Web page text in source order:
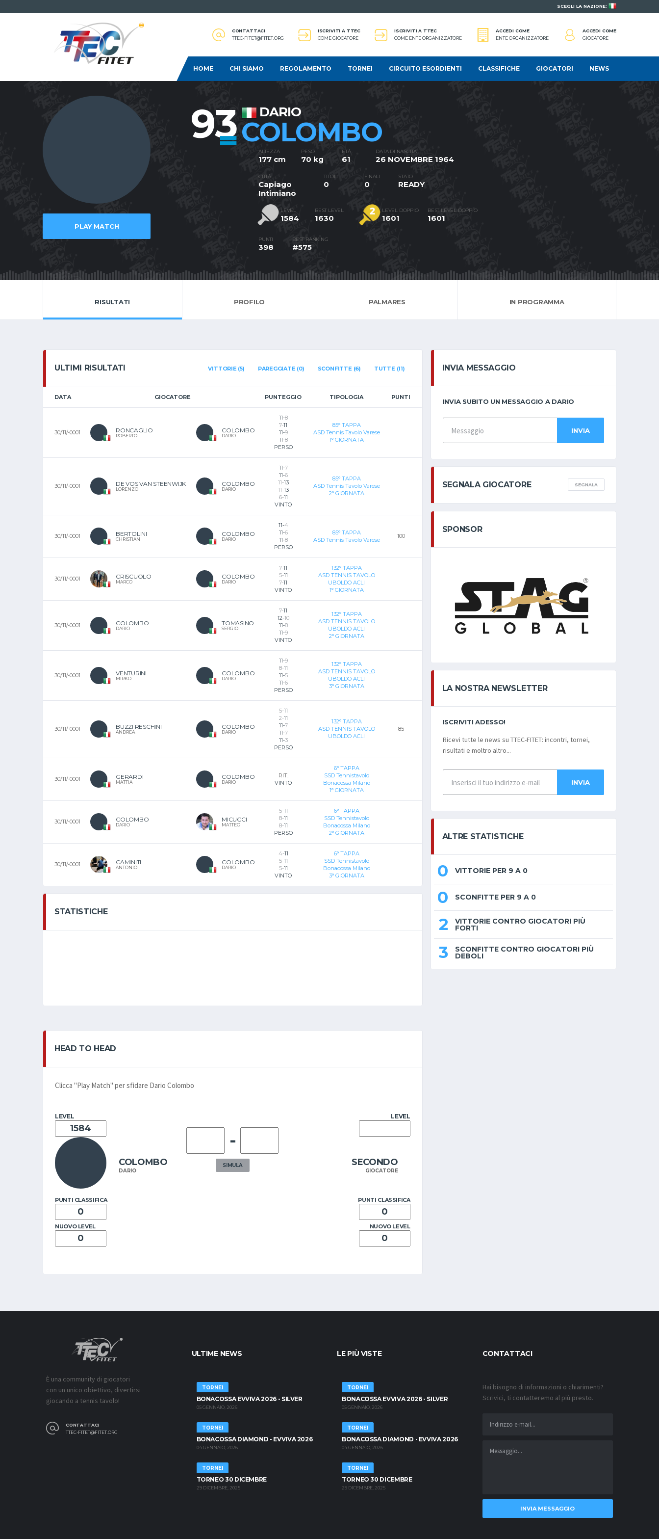
SCEGLI LA NAZIONE:
CONTATTACI
TTEC-FITET@FITET.ORG
ISCRIVITI A TTEC
COME GIOCATORE
ISCRIVITI A TTEC
COME ENTE ORGANIZZATORE
ACCEDI COME
ENTE ORGANIZZATORE
ACCEDI COME
GIOCATORE
HOME CHI SIAMO REGOLAMENTO TORNEI CIRCUITO ESORDIENTI CLASSIFICHE GIOCATORI NEWS
PLAY MATCH
93 DARIO
COLOMBO
ALTEZZA
177 cm
PESO
70 kg
ETÀ
61
DATA DI NASCITA
26 NOVEMBRE 1964
CITTÀ
Capiago
Intimiano
TITOLI
0
FINALI
0
STATO
READY
LEVEL
1584
BEST LEVEL
1630
LEVEL DOPPIO
1601
BEST LEVEL DOPPIO
1601
PUNTI
398
BEST RANKING
#575
RISULTATI PROFILO PALMARES IN PROGRAMMA
ULTIMI RISULTATI VITTORIE (5) PAREGGIATE (0) SCONFITTE (6) TUTTE (11)
DATA GIOCATORE PUNTEGGIO TIPOLOGIA PUNTI
30/11/-0001 RONCAGLIO
ROBERTO
COLOMBO
DARIO
11-8
7-11
11-9
11-8
PERSO
85° TAPPA
ASD Tennis Tavolo Varese
1° GIORNATA
30/11/-0001 DE VOS VAN STEENWIJK
LORENZO
COLOMBO
DARIO
11-7
11-6
11-13
11-13
6-11
VINTO
85° TAPPA
ASD Tennis Tavolo Varese
2° GIORNATA
30/11/-0001 BERTOLINI
CHRISTIAN
COLOMBO
DARIO
11-4
11-6
11-8
PERSO
85° TAPPA
ASD Tennis Tavolo Varese
100
30/11/-0001 CRISCUOLO
MARCO
COLOMBO
DARIO
7-11
5-11
7-11
VINTO
132° TAPPA
ASD TENNIS TAVOLO
UBOLDO ACLI
1° GIORNATA
30/11/-0001 COLOMBO
DARIO
TOMASINO
SERGIO
7-11
12-10
11-8
11-9
VINTO
132° TAPPA
ASD TENNIS TAVOLO
UBOLDO ACLI
2° GIORNATA
30/11/-0001 VENTURINI
MIRKO
COLOMBO
DARIO
11-9
8-11
11-5
11-6
PERSO
132° TAPPA
ASD TENNIS TAVOLO
UBOLDO ACLI
3° GIORNATA
30/11/-0001 BUZZI RESCHINI
ANDREA
COLOMBO
DARIO
5-11
2-11
11-7
11-7
11-3
PERSO
132° TAPPA
ASD TENNIS TAVOLO
UBOLDO ACLI
85
30/11/-0001 GERARDI
MATTIA
COLOMBO
DARIO
RIT.
VINTO
6° TAPPA
SSD Tennistavolo
Bonacossa Milano
1° GIORNATA
30/11/-0001 COLOMBO
DARIO
MICUCCI
MATTEO
5-11
8-11
8-11
PERSO
6° TAPPA
SSD Tennistavolo
Bonacossa Milano
2° GIORNATA
30/11/-0001 CAMINITI
ANTONIO
COLOMBO
DARIO
4-11
5-11
5-11
VINTO
6° TAPPA
SSD Tennistavolo
Bonacossa Milano
3° GIORNATA
STATISTICHE
HEAD TO HEAD
Clicca "Play Match" per sfidare Dario Colombo
LEVEL
COLOMBO
DARIO
PUNTI CLASSIFICA
NUOVO LEVEL
-
SIMULA
LEVEL
SECONDO
GIOCATORE
PUNTI CLASSIFICA
NUOVO LEVEL
INVIA MESSAGGIO
INVIA SUBITO UN MESSAGGIO A DARIO
INVIA
SEGNALA GIOCATORE SEGNALA
SPONSOR
LA NOSTRA NEWSLETTER
ISCRIVITI ADESSO!
Ricevi tutte le news su TTEC-FITET: incontri, tornei,
risultati e moltro altro...
INVIA
ALTRE STATISTICHE
0 VITTORIE PER 9 A 0
0 SCONFITTE PER 9 A 0
2 VITTORIE CONTRO GIOCATORI PIÙ
FORTI
3 SCONFITTE CONTRO GIOCATORI PIÙ
DEBOLI
È una community di giocatori
con un unico obiettivo, divertirsi
giocando a tennis tavolo!
CONTATTACI
TTEC-FITET@FITET.ORG
ULTIME NEWS
TORNEI
BONACOSSA EVVIVA 2026 - SILVER
05 GENNAIO, 2026
TORNEI
BONACOSSA DIAMOND - EVVIVA 2026
04 GENNAIO, 2026
TORNEI
TORNEO 30 DICEMBRE
29 DICEMBRE, 2025
LE PIÙ VISTE
TORNEI
BONACOSSA EVVIVA 2026 - SILVER
05 GENNAIO, 2026
TORNEI
BONACOSSA DIAMOND - EVVIVA 2026
04 GENNAIO, 2026
TORNEI
TORNEO 30 DICEMBRE
29 DICEMBRE, 2025
CONTATTACI
Hai bisogno di informazioni o chiarimenti?
Scrivici, ti contatteremo al più presto.
INVIA MESSAGGIO